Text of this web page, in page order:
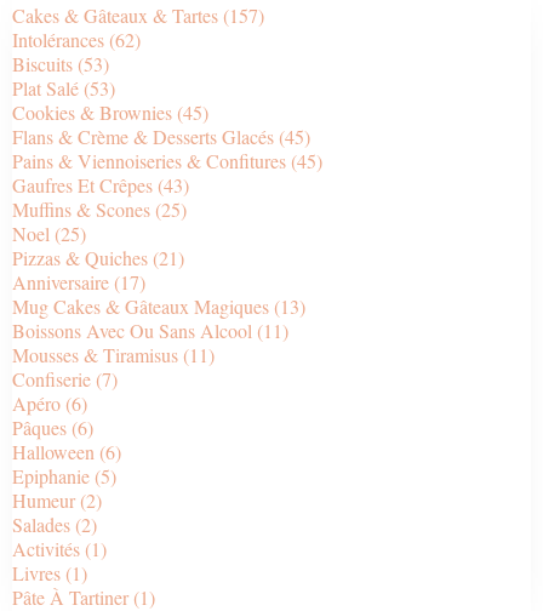
Cakes & Gâteaux & Tartes (157)
Intolérances (62)
Biscuits (53)
Plat Salé (53)
Cookies & Brownies (45)
Flans & Crème & Desserts Glacés (45)
Pains & Viennoiseries & Confitures (45)
Gaufres Et Crêpes (43)
Muffins & Scones (25)
Noel (25)
Pizzas & Quiches (21)
Anniversaire (17)
Mug Cakes & Gâteaux Magiques (13)
Boissons Avec Ou Sans Alcool (11)
Mousses & Tiramisus (11)
Confiserie (7)
Apéro (6)
Pâques (6)
Halloween (6)
Epiphanie (5)
Humeur (2)
Salades (2)
Activités (1)
Livres (1)
Pâte À Tartiner (1)